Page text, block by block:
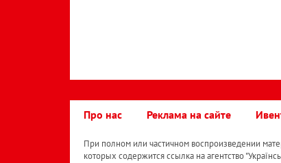
Про нас Реклама на сайте
При полном или частичном воспроизведении
которых содержится ссылка на агентство